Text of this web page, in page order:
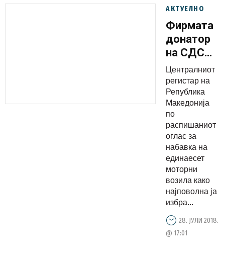
АКТУЕЛНО
Фирмата
донатор
на СДСМ,
Делукс
Ауто
Централниот
регистар на
Република
Македонија
по
распишаниот
оглас за
набавка на
единаесет
моторни
возила како
најповолна ја
избра...
28. ЈУЛИ 2018.
@ 17:01